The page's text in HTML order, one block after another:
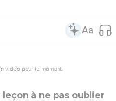
vidéo pour le moment.
leçon à ne pas oublier